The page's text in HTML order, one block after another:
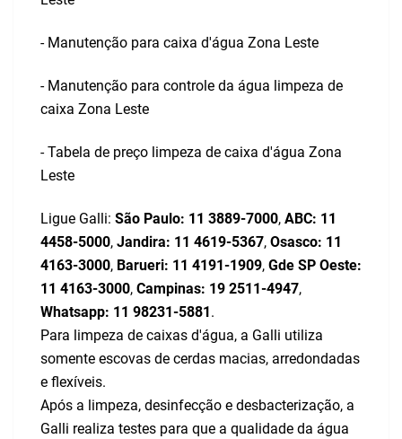
- Manutenção para caixa d'água Zona Leste
- Manutenção para controle da água limpeza de
caixa Zona Leste
- Tabela de preço limpeza de caixa d'água Zona
Leste
Ligue Galli: São Paulo: 11 3889-7000, ABC: 11
4458-5000, Jandira: 11 4619-5367, Osasco: 11
4163-3000, Barueri: 11 4191-1909, Gde SP Oeste:
11 4163-3000, Campinas: 19 2511-4947,
Whatsapp: 11 98231-5881 .
Para limpeza de caixas d'água, a Galli utiliza
somente escovas de cerdas macias, arredondadas
e flexíveis.
Após a limpeza, desinfecção e desbacterização, a
Galli realiza testes para que a qualidade da água